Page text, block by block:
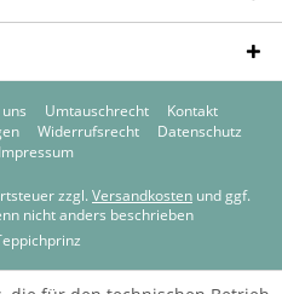
Umtauschrecht
Kontakt
Widerrufsrecht
Datenschutz
Impressum
zzgl. Versandkosten und ggf.
nicht anders beschrieben